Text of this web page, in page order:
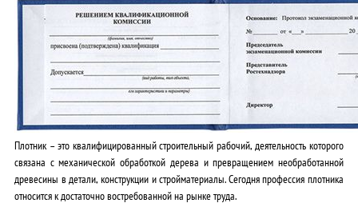
Плотник – это квалифицированный строительный рабочий, деятельность которого
связана с механической обработкой дерева и превращением необработанной
древесины в детали, конструкции и стройматериалы. Сегодня профессия плотника
относится к достаточно востребованной на рынке труда.